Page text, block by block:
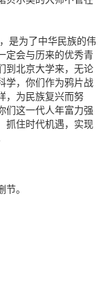
是为了中华民族的伟
定会与历来的优秀青
到北京大学来，无论
学，你们作为鸦片战
，为民族复兴而努
们这一代人年富力强
抓住时代机遇，实现
。